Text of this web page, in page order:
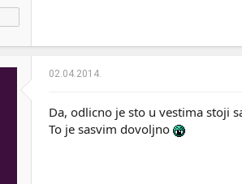
White +
02.04.2014.
Da, odlicno je sto u vestima stoji
To je sasvim dovoljno